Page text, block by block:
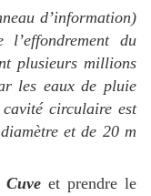
d’information)
du
plusieurs millions
les eaux de pluie
circulaire est
et de 20 m
Cuve et prendre le